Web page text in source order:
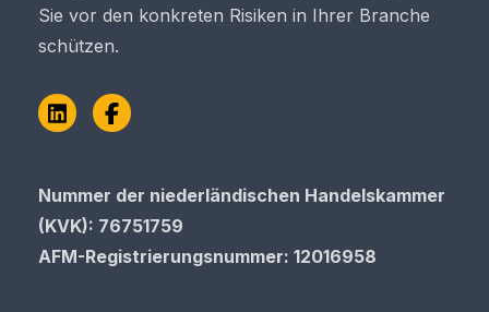
Sie vor den konkreten Risiken in Ihrer Branche
schützen.
LinkedInFacebook
Nummer der niederländischen Handelskammer
(KVK): 76751759
AFM-Registrierungsnummer: 12016958